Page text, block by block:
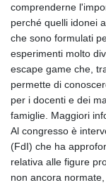
comprenderne
perché quelli idonei
che sono formulati
esperimenti molto
escape game che,
permette di
per i docenti e dei
famiglie. Maggiori
Al congresso è
(FdI) che ha
relativa alle figure
non ancora